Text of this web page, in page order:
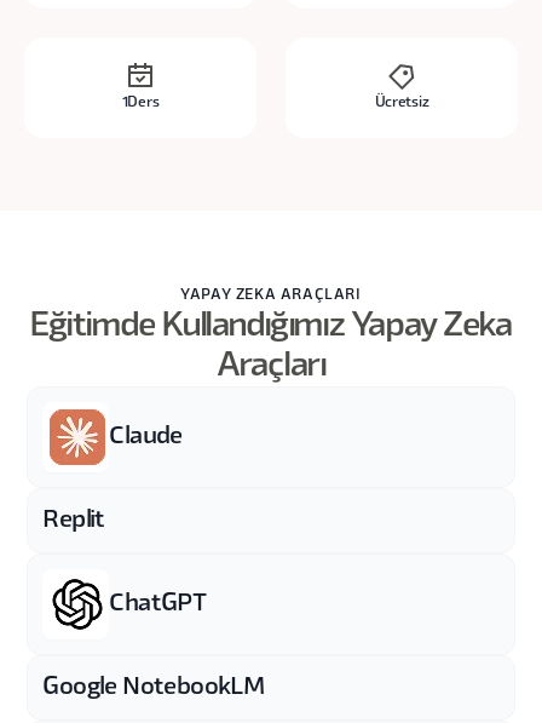
1 Ders Ücretsiz
YAPAY ZEKA ARAÇLARI
Eğitimde Kullandığımız Yapay Zeka
Araçları
Claude
Replit
ChatGPT
Google NotebookLM